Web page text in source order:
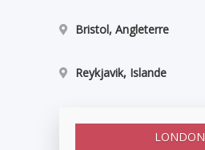
Bristol, Angleterre
Reykjavik, Islande
LONDON